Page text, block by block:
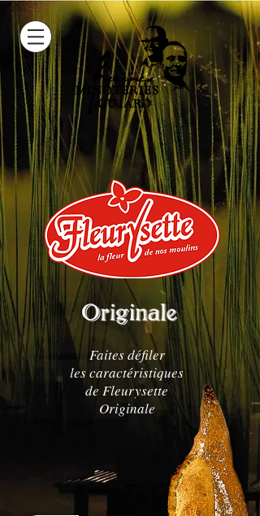
Faites défiler
les caractéristiques
de Fleurysette
Originale